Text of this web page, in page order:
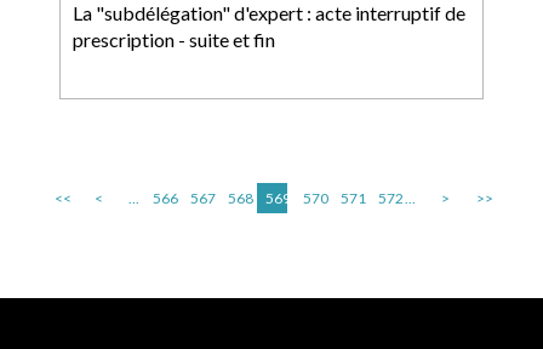
La "subdélégation" d'expert : acte interruptif de
prescription - suite et fin
<< < ... 566 567 568 569 570 571 572... > >>